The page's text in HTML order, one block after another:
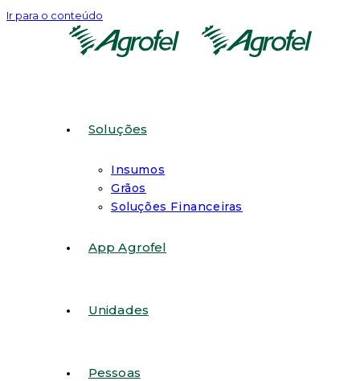
Ir para o conteúdo
Soluções
Insumos
Grãos
Soluções Financeiras
App Agrofel
Unidades
Pessoas